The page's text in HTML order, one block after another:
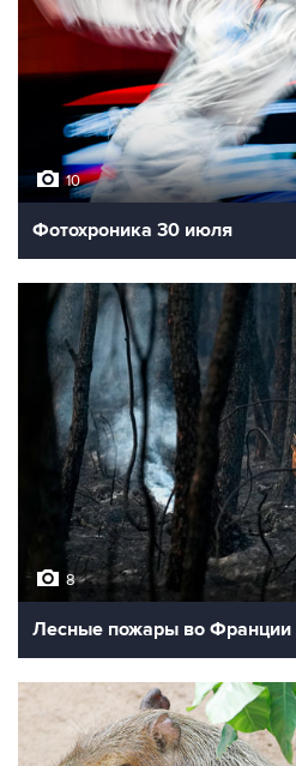
10
Фотохроника 30 июля
8
Лесные пожары во Франции